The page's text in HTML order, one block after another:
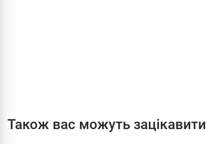
Також вас можуть зацікавити